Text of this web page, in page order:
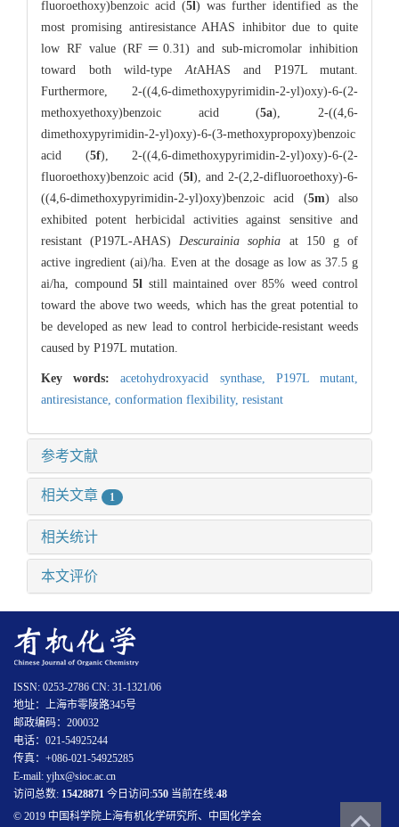
fluoroethoxy)benzoic acid (5l) was further identified as the
most promising antiresistance AHAS inhibitor due to quite
low RF value (RF＝0.31) and sub-micromolar inhibition
toward both wild-typeAtAHAS and P197L mutant.
Furthermore, 2-((4,6-dimethoxypyrimidin-2-yl)oxy)-6-(2-
methoxyethoxy)benzoic acid (5a), 2-((4,6-
dimethoxypyrimidin-2-yl)oxy)-6-(3-methoxypropoxy)benzoic
acid (5f), 2-((4,6-dimethoxypyrimidin-2-yl)oxy)-6-(2-
fluoroethoxy)benzoic acid (5l), and 2-(2,2-difluoroethoxy)-6-
((4,6-dimethoxypyrimidin-2-yl)oxy)benzoic acid (5m) also
exhibited potent herbicidal activities against sensitive and
resistant (P197L-AHAS)Descurainia sophia at 150 g of
active ingredient (ai)/ha. Even at the dosage as low as 37.5 g
ai/ha, compound 5l still maintained over 85% weed control
toward the above two weeds, which has the great potential to
be developed as new lead to control herbicide-resistant weeds
caused by P197L mutation.
Key words:acetohydroxyacid synthase, P197L mutant,
antiresistance, conformation flexibility, resistant
参考文献
相关文章 1
相关统计
本文评价
ISSN: 0253-2786 CN: 31-1321/06
地址：上海市零陵路345号
邮政编码：200032
电话：021-54925244
传真：+086-021-54925285
E-mail: yjhx@sioc.ac.cn
访问总数: 15428871 今日访问:550 当前在线:48
© 2019 中国科学院上海有机化学研究所、中国化学会